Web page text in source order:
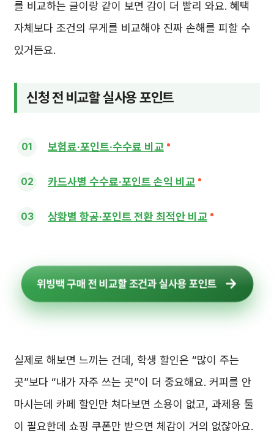
를 비교하는 글이랑 같이 보면 감이 더 빨리 와요. 혜택
자체보다 조건의 무게를 비교해야 진짜 손해를 피할 수
있거든요.
신청 전 비교할 실사용 포인트
보험료·포인트·수수료 비교
카드사별 수수료·포인트 손익 비교
상황별 항공·포인트 전환 최적안 비교
위빙백 구매 전 비교할 조건과 실사용 포인트
실제로 해보면 느끼는 건데, 학생 할인은 “많이 주는
곳”보다 “내가 자주 쓰는 곳”이 더 중요해요. 커피를 안
마시는데 카페 할인만 쳐다보면 소용이 없고, 과제용 툴
이 필요한데 쇼핑 쿠폰만 받으면 체감이 거의 없잖아요.